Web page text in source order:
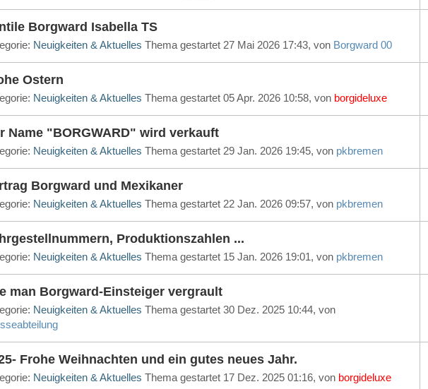
Borgward Isabella TS
Neuigkeiten & Aktuelles Thema gestartet 27 Mai 2026 17:43, von Borgward 00
Ostern
Neuigkeiten & Aktuelles Thema gestartet 05 Apr. 2026 10:58, von borgideluxe
Name "BORGWARD" wird verkauft
Neuigkeiten & Aktuelles Thema gestartet 29 Jan. 2026 19:45, von pkbremen
Borgward und Mexikaner
Neuigkeiten & Aktuelles Thema gestartet 22 Jan. 2026 09:57, von pkbremen
Produktionszahlen ...
Neuigkeiten & Aktuelles Thema gestartet 15 Jan. 2026 19:01, von pkbremen
man Borgward-Einsteiger vergrault
Neuigkeiten & Aktuelles Thema gestartet 30 Dez. 2025 10:44, von
Frohe Weihnachten und ein gutes neues Jahr.
Neuigkeiten & Aktuelles Thema gestartet 17 Dez. 2025 01:16, von borgideluxe